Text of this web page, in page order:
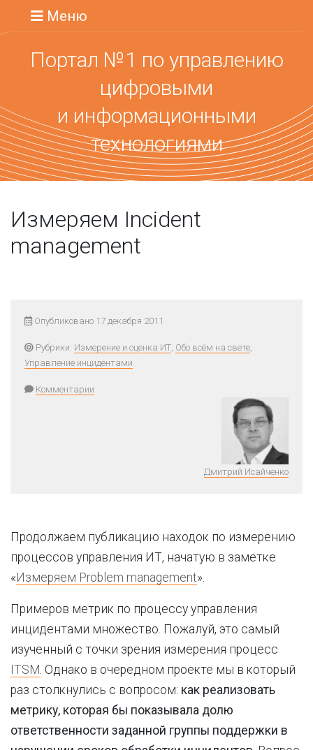
Меню
Портал №1 по управлению
цифровыми
и информационными
технологиями
Измеряем Incident
management
Опубликовано 17 декабря 2011
Рубрики: Измерение и оценка ИТ, Обо всём на свете,
Управление инцидентами
Комментарии
Дмитрий Исайченко
Продолжаем публикацию находок по измерению
процессов управления ИТ, начатую в заметке
« Измеряем Problem management».
Примеров метрик по процессу управления
инцидентами множество. Пожалуй, это самый
изученный с точки зрения измерения процесс
ITSM. Однако в очередном проекте мы в который
раз столкнулись с вопросом: как реализовать
метрику, которая бы показывала долю
ответственности заданной группы поддержки в